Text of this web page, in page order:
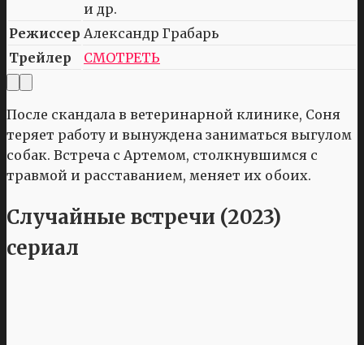
и др.
Режиссер Александр Грабарь
Трейлер
СМОТРЕТЬ
После скандала в ветеринарной клинике, Соня
теряет работу и вынуждена заниматься выгулом
собак. Встреча с Артемом, столкнувшимся с
травмой и расставанием, меняет их обоих.
Случайные встречи (2023)
сериал